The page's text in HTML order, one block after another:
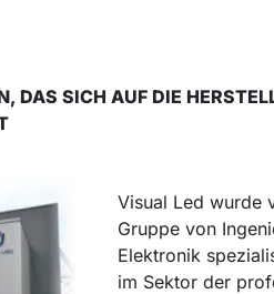
DAS SICH AUF DIE
Visual Led wurde
Gruppe von
Elektronik
im Sektor der